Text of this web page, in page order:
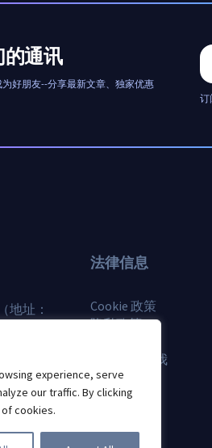
experience, serve
our traffic. By clicking
cookies.
的通讯
好朋友--分享最新文章、独家优惠
订
地址：
营。
法律信息
Cookie 政策
隐私政策
誰打電話給我
為其各自所有者的財產。.